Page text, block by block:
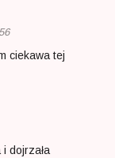
ciekawa tej
dojrzała